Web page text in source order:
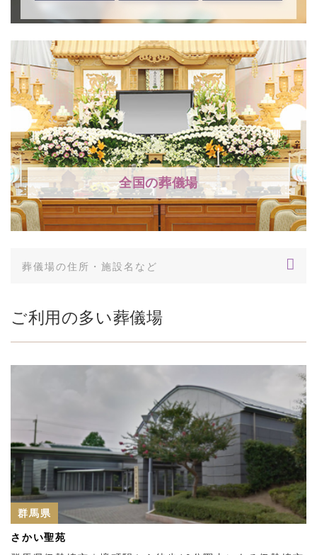
全国の葬儀場
ご利用の多い葬儀場
群馬県
さかい聖苑